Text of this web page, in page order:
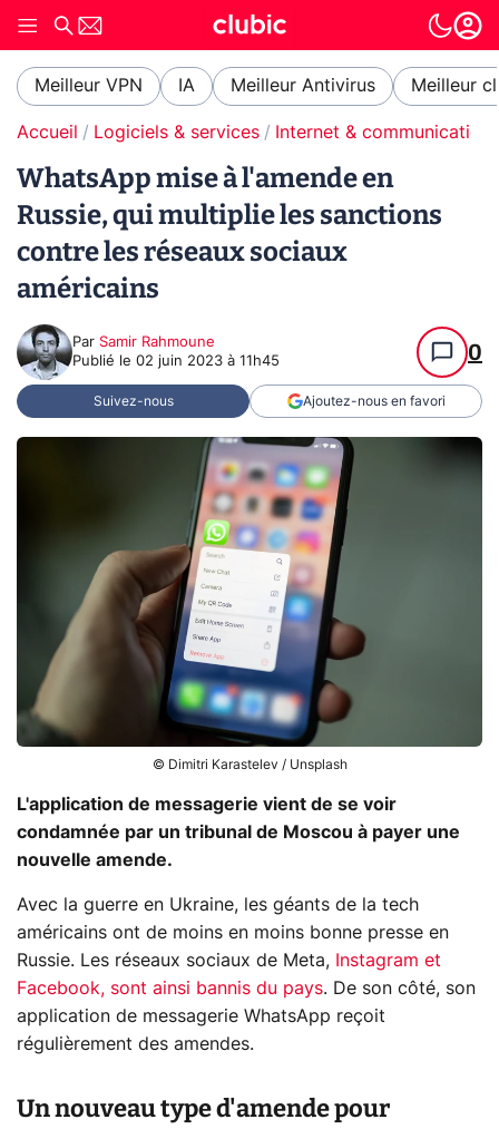
Meilleur VPN IA Meilleur Antivirus Meilleur
Accueil Logiciels & services Internet & communication
WhatsApp mise à l'amende en
Russie, qui multiplie les sanctions
contre les réseaux sociaux
américains
Par Samir Rahmoune
Publié le 02 juin 2023 à 11h45 0
Suivez-nous Ajoutez-nous en favori
© Dimitri Karastelev / Unsplash
L'application de messagerie vient de se voir
condamnée par un tribunal de Moscou à payer une
nouvelle amende.
Avec la guerre en Ukraine, les géants de la tech
américains ont de moins en moins bonne presse en
Russie. Les réseaux sociaux de Meta,
Instagram et
Facebook, sont ainsi bannis du pays. De son côté, son
application de messagerie WhatsApp reçoit
régulièrement des amendes.
Un nouveau type d'amende pour